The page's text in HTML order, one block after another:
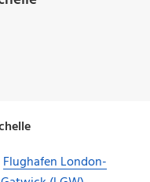
Flughafen London-